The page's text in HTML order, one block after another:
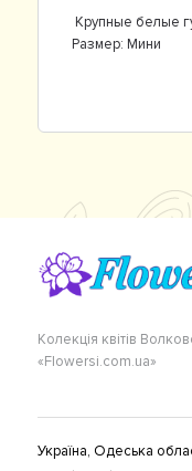
Крупные белые
Размер: Мини
Колекція квітів
«Flowersi.com.ua»
Україна, Одеська